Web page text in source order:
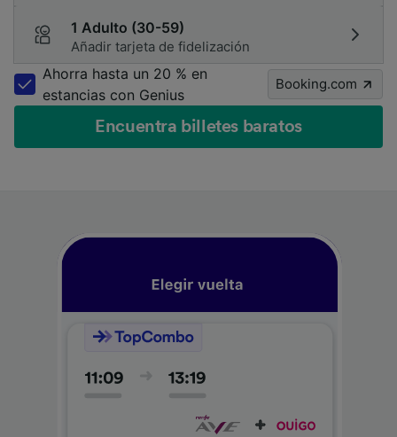
1 Adulto (30-59)
Añadir tarjeta de fidelización
Ahorra hasta un 20 % en
estancias con Genius
Booking.com
Encuentra billetes baratos